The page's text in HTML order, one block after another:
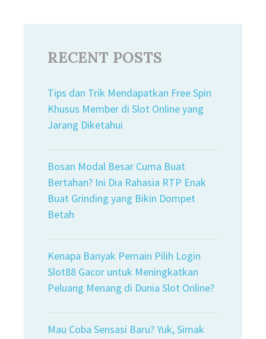
RECENT POSTS
Tips dan Trik Mendapatkan Free Spin
Khusus Member di Slot Online yang
Jarang Diketahui
Bosan Modal Besar Cuma Buat
Bertahan? Ini Dia Rahasia RTP Enak
Buat Grinding yang Bikin Dompet
Betah
Kenapa Banyak Pemain Pilih Login
Slot88 Gacor untuk Meningkatkan
Peluang Menang di Dunia Slot Online?
Mau Coba Sensasi Baru? Yuk, Simak